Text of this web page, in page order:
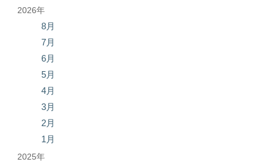
2026年
8月
7月
6月
5月
4月
3月
2月
1月
2025年